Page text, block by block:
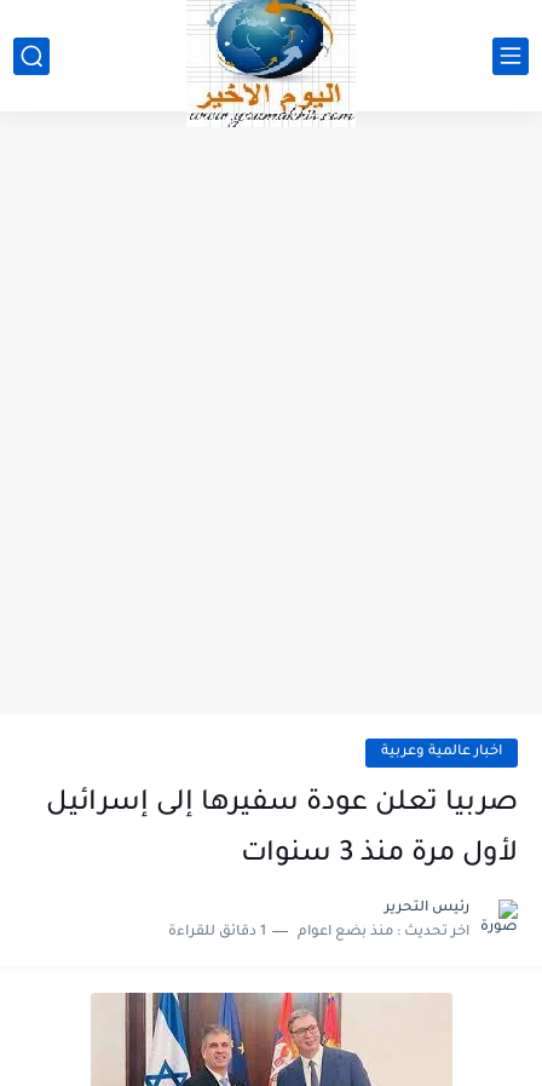
اخبار عالمية وعربية
صربيا تعلن عودة سفيرها إلى إسرائيل
لأول مرة منذ 3 سنوات
رئيس التحرير
اخر تحديث :منذ بضع اعوام 1 دقائق للقراءة